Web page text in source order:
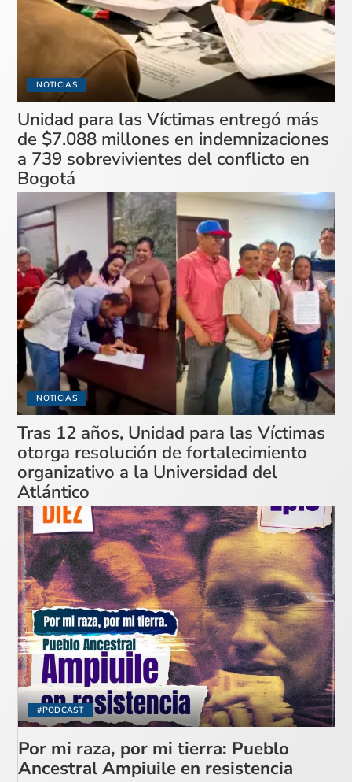
NOTICIAS
Unidad para las Víctimas entregó más
de $7.088 millones en indemnizaciones
a 739 sobrevivientes del conflicto en
Bogotá
NOTICIAS
Tras 12 años, Unidad para las Víctimas
otorga resolución de fortalecimiento
organizativo a la Universidad del
Atlántico
#PODCAST
Por mi raza, por mi tierra: Pueblo
Ancestral Ampiuile en resistencia